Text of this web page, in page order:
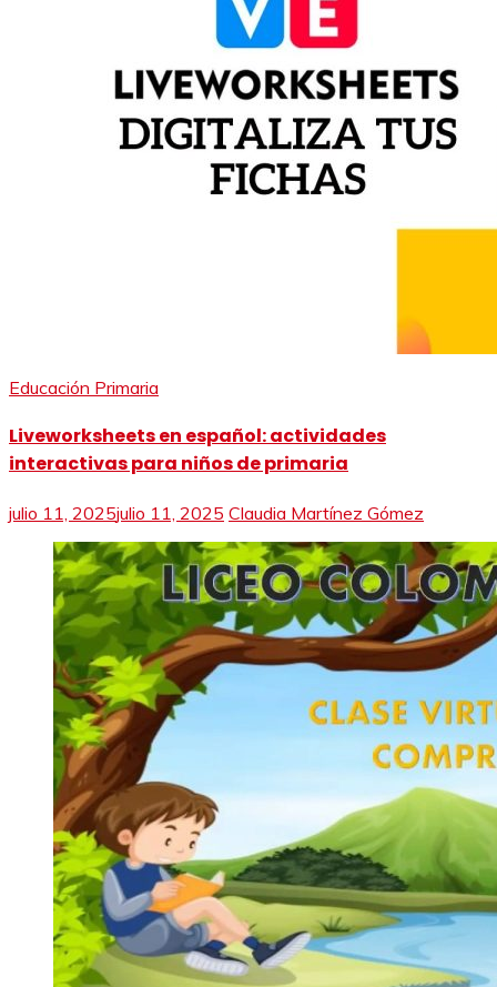
Educación Primaria
Liveworksheets en español: actividades
interactivas para niños de primaria
julio 11, 2025julio 11, 2025 Claudia Martínez Gómez